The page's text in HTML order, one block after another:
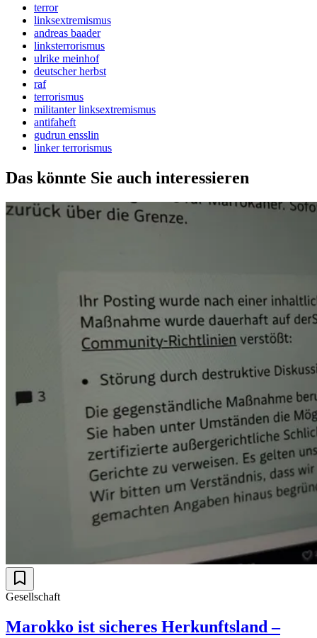
terror
linksextremismus
andreas baader
linksterrorismus
ulrike meinhof
deutscher herbst
raf
terrorismus
militanter linksextremismus
antifaheft
gudrun ensslin
linker terrorismus
Das könnte Sie auch interessieren
Gesellschaft
Marokko ist sicheres Herkunftsland –